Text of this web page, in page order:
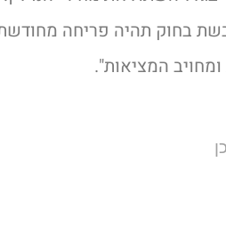
בחוק תהיה פריחה
המציאות".